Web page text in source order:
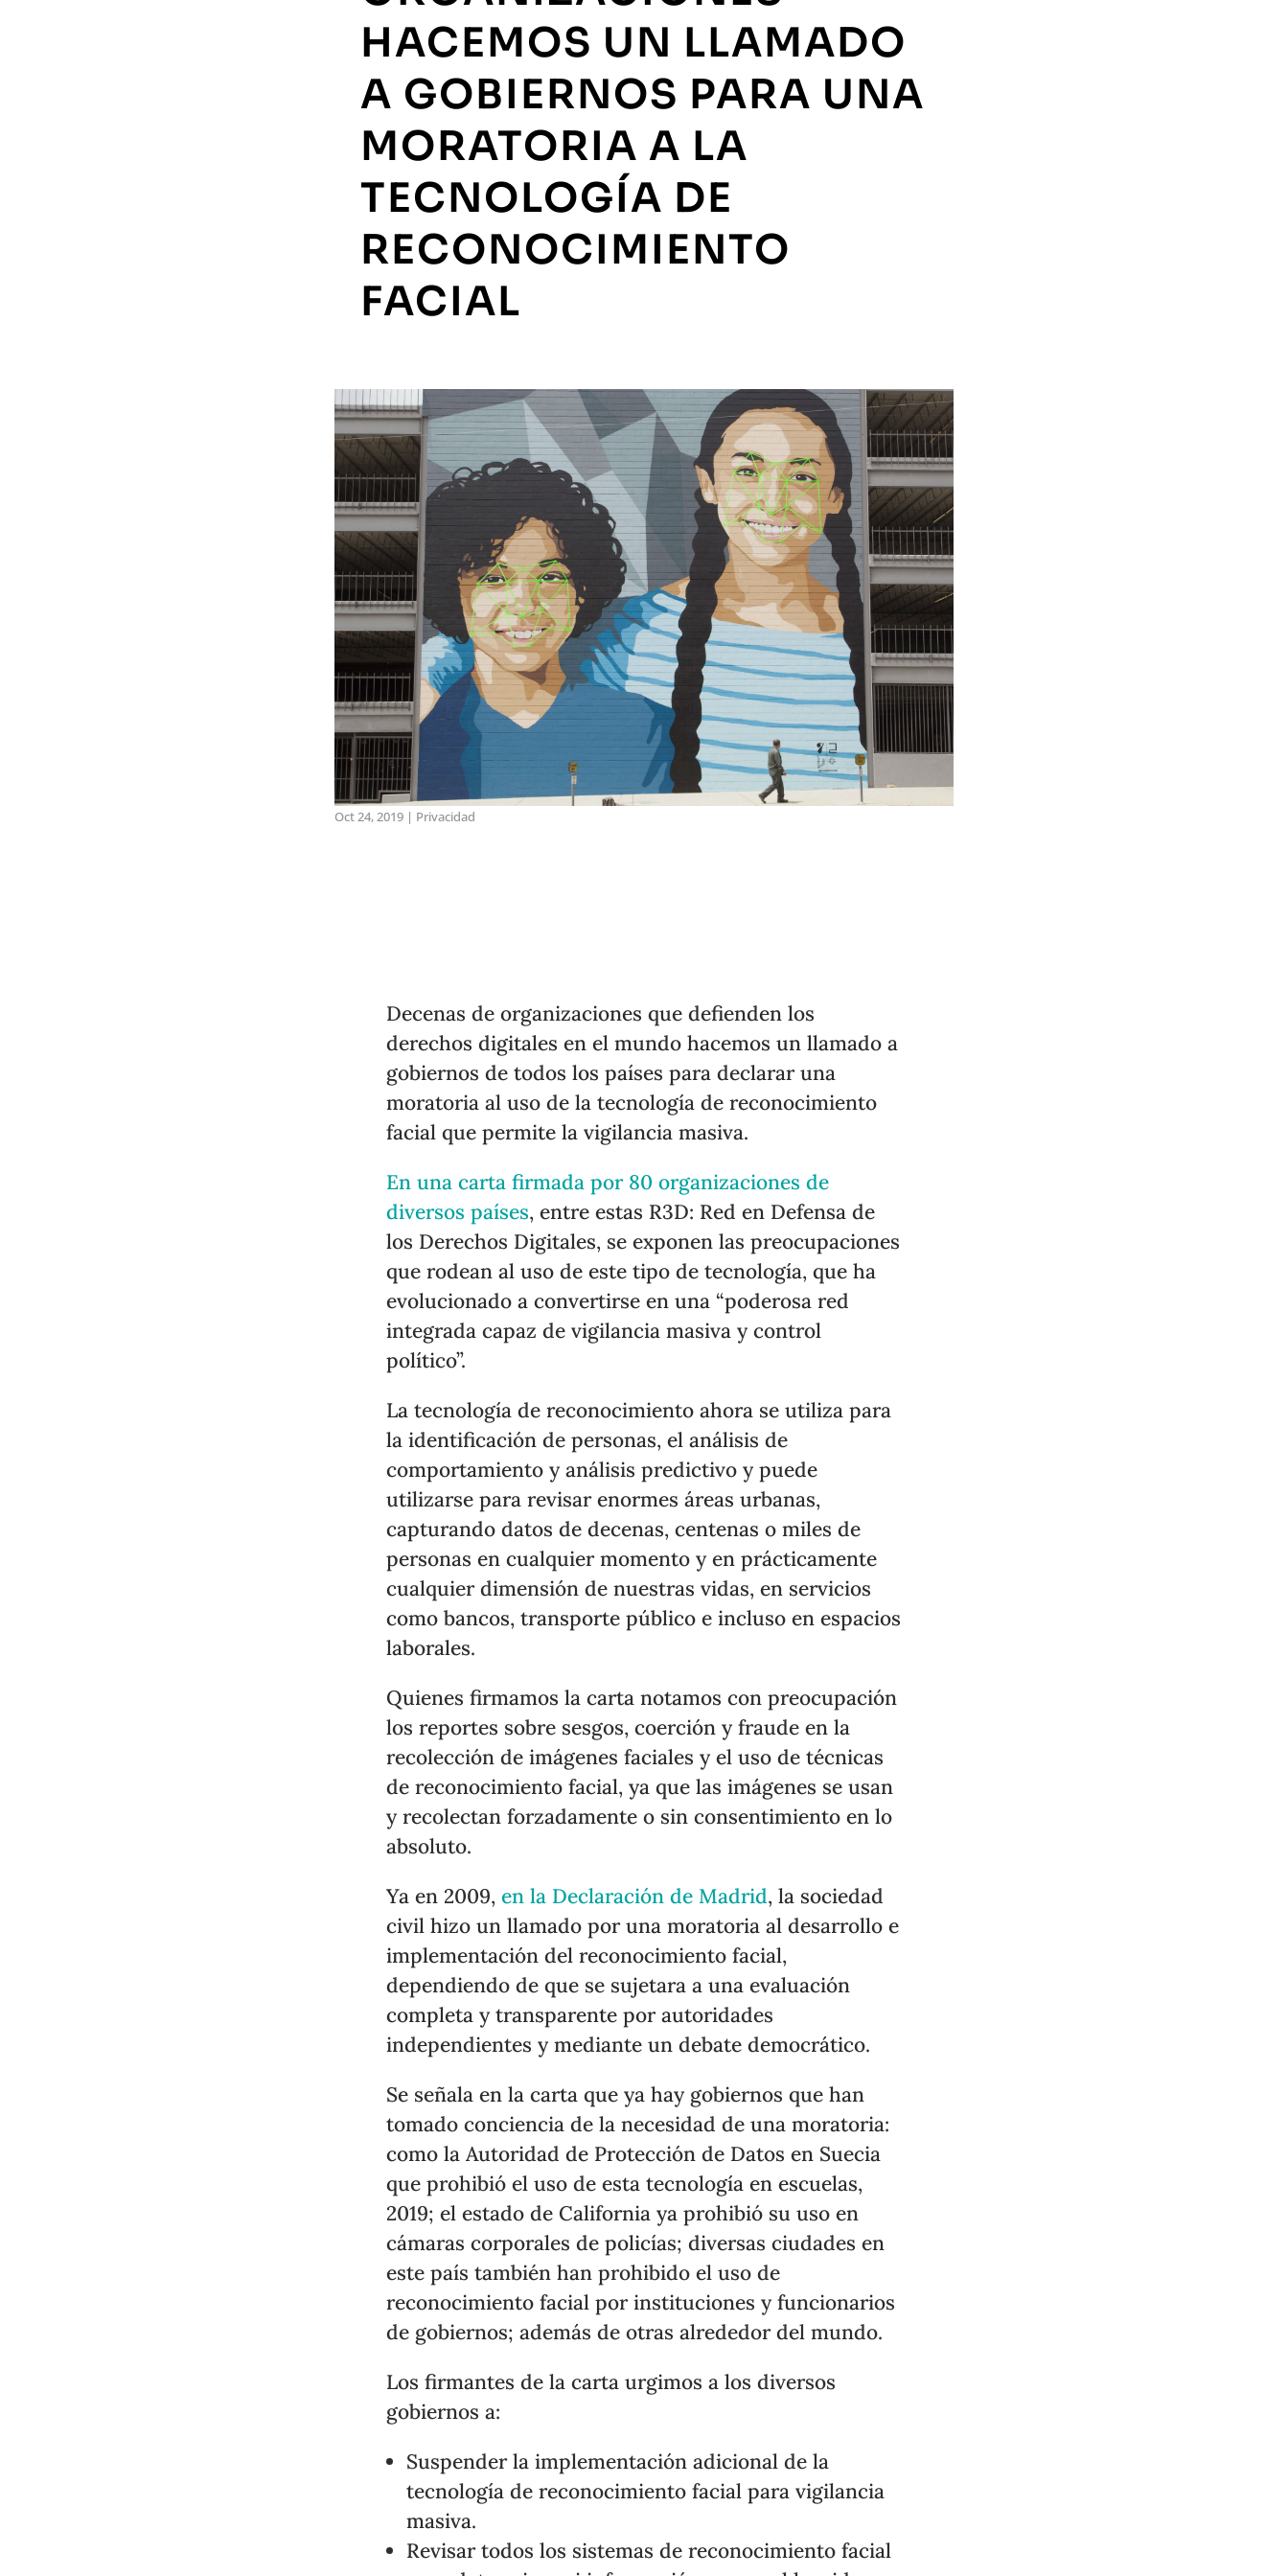
HACEMOS UN LLAMADO
A GOBIERNOS PARA UNA
MORATORIA A LA
TECNOLOGÍA DE
RECONOCIMIENTO
FACIAL
Oct 24, 2019 | Privacidad
Decenas de organizaciones que defienden los
derechos digitales en el mundo hacemos un llamado a
gobiernos de todos los países para declarar una
moratoria al uso de la tecnología de reconocimiento
facial que permite la vigilancia masiva.
En una carta firmada por 80 organizaciones de
diversos países, entre estas R3D: Red en Defensa de
los Derechos Digitales, se exponen las preocupaciones
que rodean al uso de este tipo de tecnología, que ha
evolucionado a convertirse en una “poderosa red
integrada capaz de vigilancia masiva y control
político”.
La tecnología de reconocimiento ahora se utiliza para
la identificación de personas, el análisis de
comportamiento y análisis predictivo y puede
utilizarse para revisar enormes áreas urbanas,
capturando datos de decenas, centenas o miles de
personas en cualquier momento y en prácticamente
cualquier dimensión de nuestras vidas, en servicios
como bancos, transporte público e incluso en espacios
laborales.
Quienes firmamos la carta notamos con preocupación
los reportes sobre sesgos, coerción y fraude en la
recolección de imágenes faciales y el uso de técnicas
de reconocimiento facial, ya que las imágenes se usan
y recolectan forzadamente o sin consentimiento en lo
absoluto.
Ya en 2009,en la Declaración de Madrid, la sociedad
civil hizo un llamado por una moratoria al desarrollo e
implementación del reconocimiento facial,
dependiendo de que se sujetara a una evaluación
completa y transparente por autoridades
independientes y mediante un debate democrático.
Se señala en la carta que ya hay gobiernos que han
tomado conciencia de la necesidad de una moratoria:
como la Autoridad de Protección de Datos en Suecia
que prohibió el uso de esta tecnología en escuelas,
2019; el estado de California ya prohibió su uso en
cámaras corporales de policías; diversas ciudades en
este país también han prohibido el uso de
reconocimiento facial por instituciones y funcionarios
de gobiernos; además de otras alrededor del mundo.
Los firmantes de la carta urgimos a los diversos
gobiernos a:
Suspender la implementación adicional de la
tecnología de reconocimiento facial para vigilancia
masiva.
Revisar todos los sistemas de reconocimiento facial